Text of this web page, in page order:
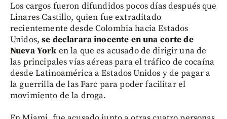
Los cargos fueron difundidos pocos días después que
Linares Castillo, quien fue extraditado
recientemente desde Colombia hacia Estados
Unidos, se declarara inocente en una corte de
Nueva Yorken la que es acusado de dirigir una de
las principales vías aéreas para el tráfico de cocaína
desde Latinoamérica a Estados Unidos y de pagar a
la guerrilla de las Farc para poder facilitar el
movimiento de la droga.